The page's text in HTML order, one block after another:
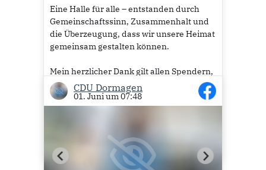
Eine Halle für alle – entstanden durch
Gemeinschaftssinn, Zusammenhalt und
die Überzeugung, dass wir unsere Heimat
gemeinsam gestalten können.
Mein herzlicher Dank gilt allen Spendern,
Unterstützern und Ehrenamtlichen, die
dieses Projekt möglich gemacht haben.
Ich freue mich darauf, die weitere
7
CDU Dormagen
01. Juni um 07:48